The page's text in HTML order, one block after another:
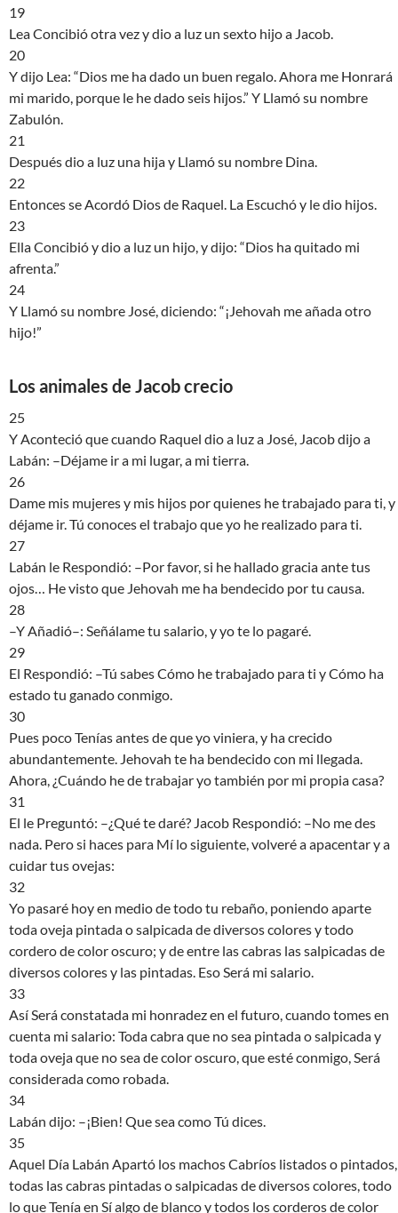
19
Lea Concibió otra vez y dio a luz un sexto hijo a Jacob.
20
Y dijo Lea: “Dios me ha dado un buen regalo. Ahora me Honrará
mi marido, porque le he dado seis hijos.” Y Llamó su nombre
Zabulón.
21
Después dio a luz una hija y Llamó su nombre Dina.
22
Entonces se Acordó Dios de Raquel. La Escuchó y le dio hijos.
23
Ella Concibió y dio a luz un hijo, y dijo: “Dios ha quitado mi
afrenta.”
24
Y Llamó su nombre José, diciendo: “¡Jehovah me añada otro
hijo!”
Los animales de Jacob crecio
25
Y Aconteció que cuando Raquel dio a luz a José, Jacob dijo a
Labán: –Déjame ir a mi lugar, a mi tierra.
26
Dame mis mujeres y mis hijos por quienes he trabajado para ti, y
déjame ir. Tú conoces el trabajo que yo he realizado para ti.
27
Labán le Respondió: –Por favor, si he hallado gracia ante tus
ojos… He visto que Jehovah me ha bendecido por tu causa.
28
–Y Añadió–: Señálame tu salario, y yo te lo pagaré.
29
El Respondió: –Tú sabes Cómo he trabajado para ti y Cómo ha
estado tu ganado conmigo.
30
Pues poco Tenías antes de que yo viniera, y ha crecido
abundantemente. Jehovah te ha bendecido con mi llegada.
Ahora, ¿Cuándo he de trabajar yo también por mi propia casa?
31
El le Preguntó: –¿Qué te daré? Jacob Respondió: –No me des
nada. Pero si haces para Mí lo siguiente, volveré a apacentar y a
cuidar tus ovejas:
32
Yo pasaré hoy en medio de todo tu rebaño, poniendo aparte
toda oveja pintada o salpicada de diversos colores y todo
cordero de color oscuro; y de entre las cabras las salpicadas de
diversos colores y las pintadas. Eso Será mi salario.
33
Así Será constatada mi honradez en el futuro, cuando tomes en
cuenta mi salario: Toda cabra que no sea pintada o salpicada y
toda oveja que no sea de color oscuro, que esté conmigo, Será
considerada como robada.
34
Labán dijo: –¡Bien! Que sea como Tú dices.
35
Aquel Día Labán Apartó los machos Cabríos listados o pintados,
todas las cabras pintadas o salpicadas de diversos colores, todo
lo que Tenía en Sí algo de blanco y todos los corderos de color